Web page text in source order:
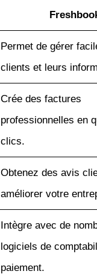
Permet de gérer
clients et leurs
Crée des factures
professionnelles en
clics.
Obtenez des avis
améliorer votre
Intègre avec de
logiciels de
paiement.